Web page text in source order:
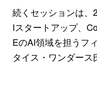
続くセッションは
Iスタートアップ、
EのAI領域を担うフ
タイス・ワンダース